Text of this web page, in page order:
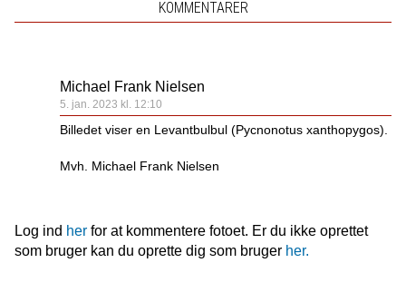
KOMMENTARER
Michael Frank Nielsen
5. jan. 2023 kl. 12:10
Billedet viser en Levantbulbul (Pycnonotus xanthopygos).
Mvh. Michael Frank Nielsen
Log ind herfor at kommentere fotoet. Er du ikke oprettet
som bruger kan du oprette dig som bruger her.